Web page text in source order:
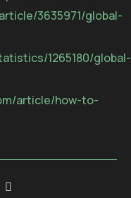
3635971/global-
1265180/global-
article/how-to-